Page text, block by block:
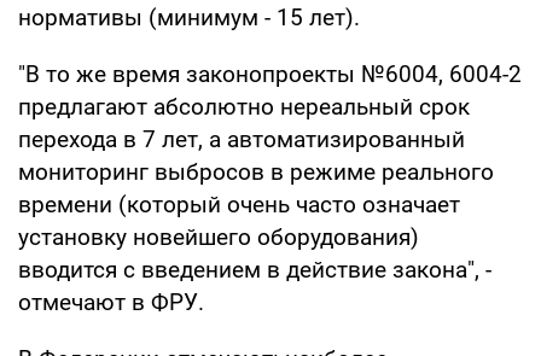
нормативы (минимум - 15 лет).
"В то же время законопроекты №6004, 6004-2
предлагают абсолютно нереальный срок
перехода в 7 лет, а автоматизированный
мониторинг выбросов в режиме реального
времени (который очень часто означает
установку новейшего оборудования)
вводится с введением в действие закона", -
отмечают в ФРУ.